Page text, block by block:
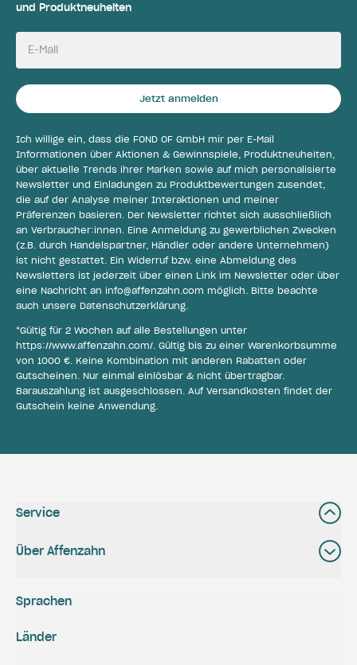
und Produktneuheiten
E-Mail
Jetzt anmelden
Ich willige ein, dass die FOND OF GmbH mir per E-Mail
Informationen über Aktionen & Gewinnspiele, Produktneuheiten,
über aktuelle Trends ihrer Marken sowie auf mich personalisierte
Newsletter und Einladungen zu Produktbewertungen zusendet,
die auf der Analyse meiner Interaktionen und meiner
Präferenzen basieren. Der Newsletter richtet sich ausschließlich
an Verbraucher:innen. Eine Anmeldung zu gewerblichen Zwecken
(z.B. durch Handelspartner, Händler oder andere Unternehmen)
ist nicht gestattet. Ein Widerruf bzw. eine Abmeldung des
Newsletters ist jederzeit über einen Link im Newsletter oder über
eine Nachricht an info@affenzahn.com möglich. Bitte beachte
auch unsere Datenschutzerklärung.
*Gültig für 2 Wochen auf alle Bestellungen unter
https://www.affenzahn.com/. Gültig bis zu einer Warenkorbsumme
von 1000 €. Keine Kombination mit anderen Rabatten oder
Gutscheinen. Nur einmal einlösbar & nicht übertragbar.
Barauszahlung ist ausgeschlossen. Auf Versandkosten findet der
Gutschein keine Anwendung.
Service
Über Affenzahn
Sprachen
Länder